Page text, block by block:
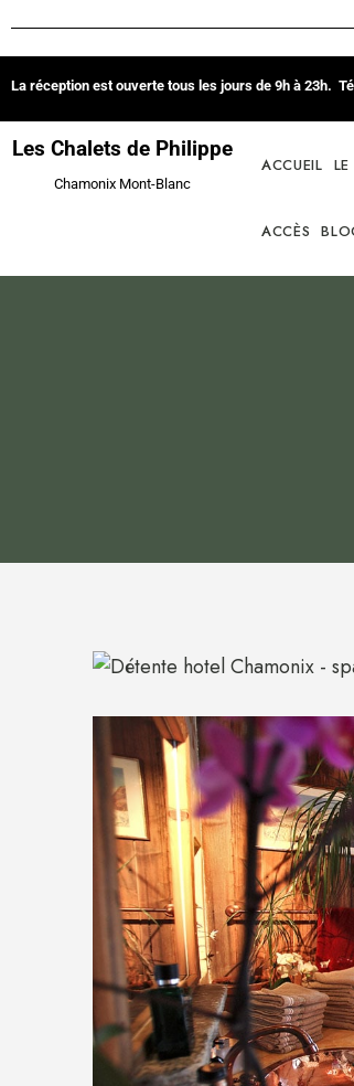
La réception est ouverte tous les jours de 9h à 23h.
Les Chalets de Philippe
Chamonix Mont-Blanc
ACCUEIL LE
ACCÈS